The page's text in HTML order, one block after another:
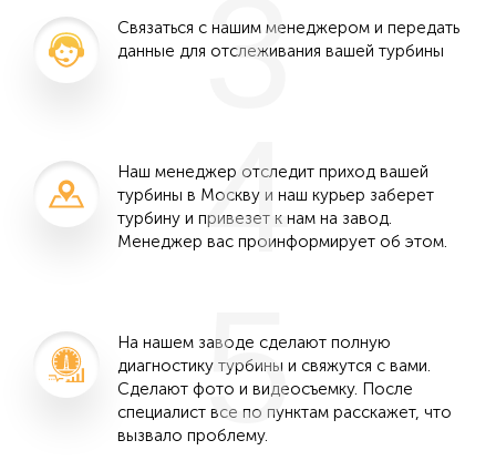
Связаться с нашим менеджером и передать
данные для отслеживания вашей турбины
3
Наш менеджер отследит приход вашей
турбины в Москву и наш курьер заберет
турбину и привезет к нам на завод.
Менеджер вас проинформирует об этом.
4
На нашем заводе сделают полную
диагностику турбины и свяжутся с вами.
Сделают фото и видеосъемку. После
специалист все по пунктам расскажет, что
вызвало проблему.
5